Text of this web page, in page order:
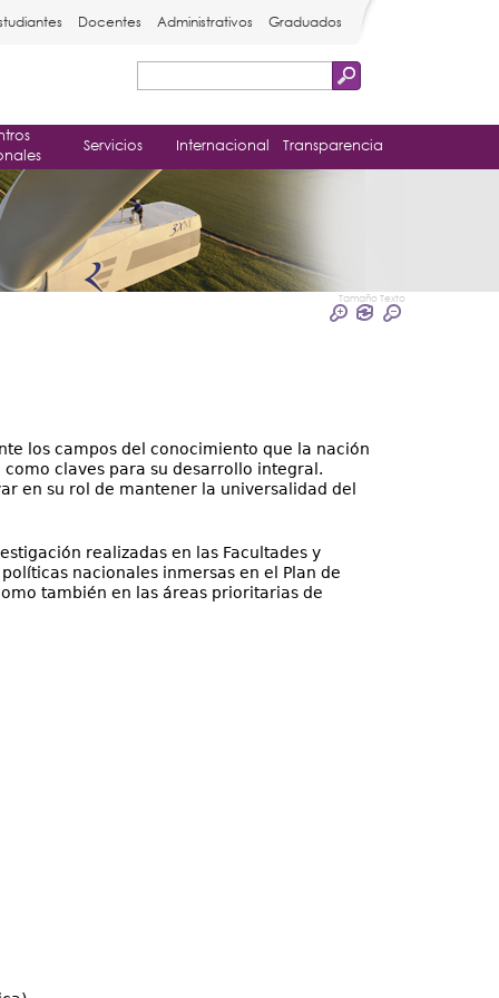
de
búsqueda
Docentes Administrativos Graduados
Servicios Internacional Transparencia
Tamaño Texto
los campos del conocimiento que la nación
claves para su desarrollo integral.
en su rol de mantener la universalidad del
realizadas en las Facultades y
nacionales inmersas en el Plan de
también en las áreas prioritarias de